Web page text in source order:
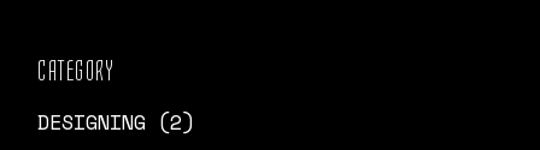
CATEGORY
DESIGNING (2)